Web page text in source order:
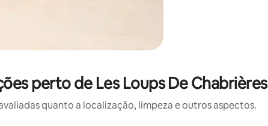
perto de Les Loups De Chabrières
quanto a localização, limpeza e outros aspectos.